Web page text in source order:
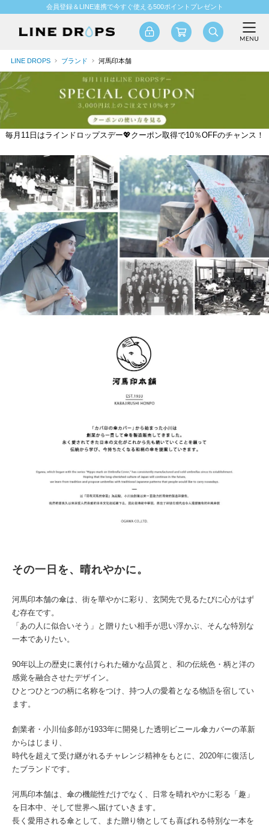
会員登録＆LINE連携で今すぐ使える500ポイントプレゼント
LINE DROPS ブランド 河馬印本舗
毎月11日はラインドロップスデー💖クーポン取得で10％OFFのチャンス！
その一日を、晴れやかに。
河馬印本舗の傘は、街を華やかに彩り、玄関先で見るたびに心がはず
む存在です。
「あの人に似合いそう」と贈りたい相手が思い浮かぶ、そんな特別な
一本でありたい。
90年以上の歴史に裏付けられた確かな品質と、和の伝統色・柄と洋の
感覚を融合させたデザイン。
ひとつひとつの柄に名称をつけ、持つ人の愛着となる物語を宿してい
ます。
創業者・小川仙多郎が1933年に開発した透明ビニール傘カバーの革新
からはじまり、
時代を超えて受け継がれるチャレンジ精神をもとに、2020年に復活し
たブランドです。
河馬印本舗は、傘の機能性だけでなく、日常を晴れやかに彩る「趣」
を日本中、そして世界へ届けていきます。
長く愛用される傘として、また贈り物としても喜ばれる特別な一本を